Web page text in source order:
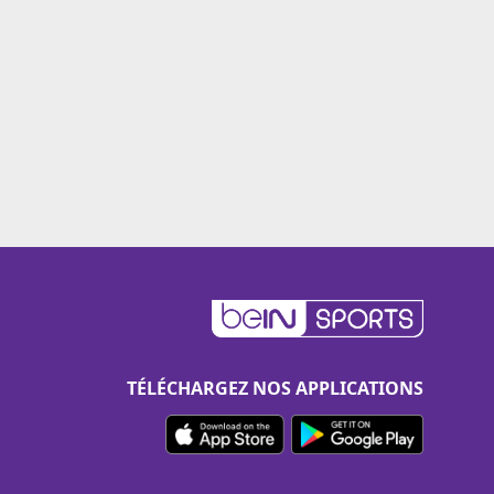
TÉLÉCHARGEZ NOS APPLICATIONS